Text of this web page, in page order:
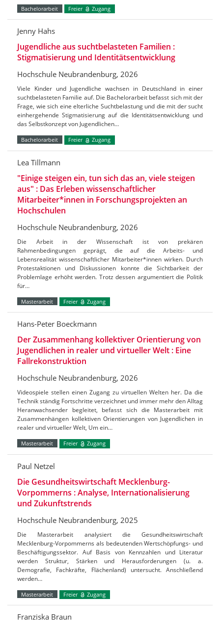
Bachelorarbeit Freier Zugang
Jenny Hahs
Jugendliche aus suchtbelasteten Familien :
Stigmatisierung und Identitätsentwicklung
Hochschule Neubrandenburg, 2026
Viele Kinder und Jugendliche wachsen in Deutschland in einer
suchtbelasteten Familie auf. Die Bachelorarbeit befasst sich mit der
Frage, wie sich eine elterliche Suchtbelastung und die mit der sucht
einhergehende Stigmatisierung auf die Identitätsentwicklung und
das Selbstkonzept von Jugendlichen…
Bachelorarbeit Freier Zugang
Lea Tillmann
"Einige steigen ein, tun sich das an, viele steigen
aus" : Das Erleben wissenschaftlicher
Mitarbeiter*innen in Forschungsprojekten an
Hochschulen
Hochschule Neubrandenburg, 2026
Die Arbeit in der Wissenschaft ist von prekären
Rahmenbedingungen geprägt, die auf die Arbeits- und
Lebensrealität wissenschaftlicher Mitarbeiter*innen wirken. Durch
Protestaktionen und Diskussionen konnte die Sichtbarkeit der
Problemlage erhöht werden. Trotz dessen argumentiert die Politik
für…
Masterarbeit Freier Zugang
Hans-Peter Boeckmann
Der Zusammenhang kollektiver Orientierung von
Jugendlichen in realer und virtueller Welt : Eine
Fallrekonstruktion
Hochschule Neubrandenburg, 2026
Videospiele stellen einen Zugang zu virtuellen Welten her. Da die
Technik ständig Fortschritte verzeichnet und immer mehr den Alltag
Heranwachsender begleitet, befasst sich die Masterarbeit mit
Zusammenhängen kollektiven Orientierungen von Jugendlichen in
realer und virtueller Welt, Um ein…
Masterarbeit Freier Zugang
Paul Netzel
Die Gesundheitswirtschaft Mecklenburg-
Vorpommerns : Analyse, Internationalisierung
und Zukunftstrends
Hochschule Neubrandenburg, 2025
Die Masterarbeit analysiert die Gesundheitswirtschaft
Mecklenburg-Vorpommerns als bedeutenden Wertschöpfungs- und
Beschäftigungssektor. Auf Basis von Kennzahlen und Literatur
werden Struktur, Stärken und Herausforderungen (u. a.
Demografie, Fachkräfte, Flächenland) untersucht. Anschließend
werden…
Masterarbeit Freier Zugang
Franziska Braun